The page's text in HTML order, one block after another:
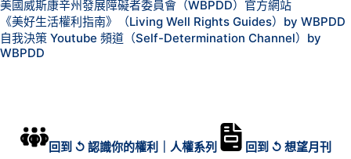
美國威斯康辛州發展障礙者委員會（WBPDD）官方網站
《美好生活權利指南》（Living Well Rights Guides）by WBPDD
自我決策 Youtube 頻道（Self-Determination Channel）by
WBPDD
回到 ↺ 認識你的權利｜人權系列 回到 ↺ 想望月刊